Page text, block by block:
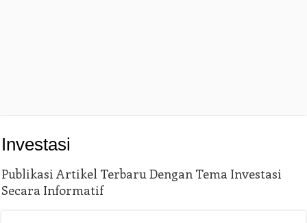
Investasi
Publikasi Artikel Terbaru Dengan Tema Investasi
Secara Informatif